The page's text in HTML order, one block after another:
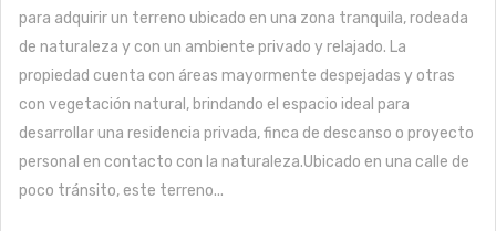
para adquirir un terreno ubicado en una zona tranquila, rodeada
de naturaleza y con un ambiente privado y relajado. La
propiedad cuenta con áreas mayormente despejadas y otras
con vegetación natural, brindando el espacio ideal para
desarrollar una residencia privada, finca de descanso o proyecto
personal en contacto con la naturaleza.Ubicado en una calle de
poco tránsito, este terreno...